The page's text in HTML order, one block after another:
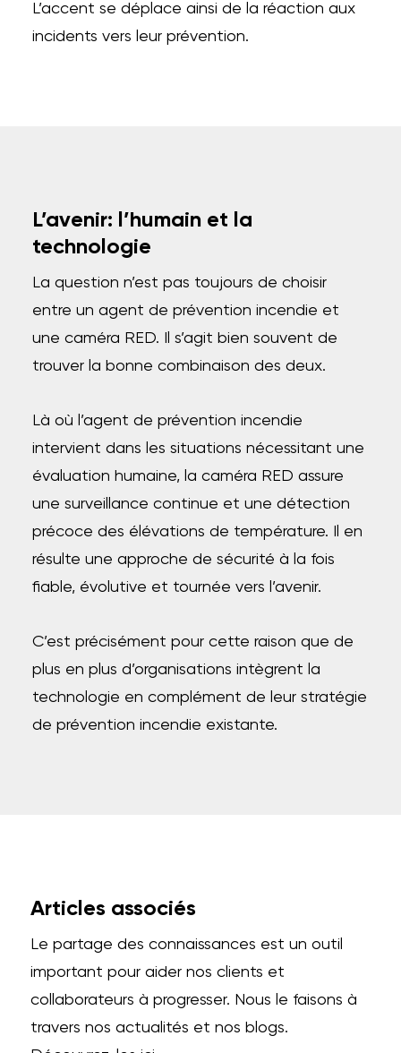
L’accent se déplace ainsi de la réaction aux
incidents vers leur prévention.
L’avenir: l’humain et la
technologie
La question n’est pas toujours de choisir
entre un agent de prévention incendie et
une caméra RED. Il s’agit bien souvent de
trouver la bonne combinaison des deux.
Là où l’agent de prévention incendie
intervient dans les situations nécessitant une
évaluation humaine, la caméra RED assure
une surveillance continue et une détection
précoce des élévations de température. Il en
résulte une approche de sécurité à la fois
fiable, évolutive et tournée vers l’avenir.
C’est précisément pour cette raison que de
plus en plus d’organisations intègrent la
technologie en complément de leur stratégie
de prévention incendie existante.
Articles associés
Le partage des connaissances est un outil
important pour aider nos clients et
collaborateurs à progresser. Nous le faisons à
travers nos actualités et nos blogs.